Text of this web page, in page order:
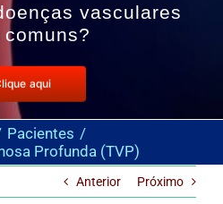
vasculares
comuns?
aqui
Pacientes
Profunda (TVP)
Anterior Próximo